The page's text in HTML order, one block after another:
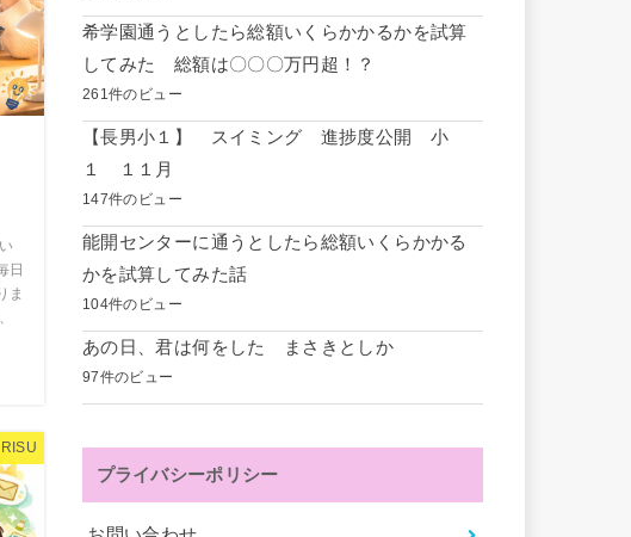
日
ま
RISU
希学園通うとしたら総額いくらかかるかを試算
してみた 総額は〇〇〇万円超！？
261件のビュー
【長男小１】 スイミング 進捗度公開 小
１ １１月
147件のビュー
能開センターに通うとしたら総額いくらかかる
かを試算してみた話
104件のビュー
あの日、君は何をした まさきとしか
97件のビュー
プライバシーポリシー